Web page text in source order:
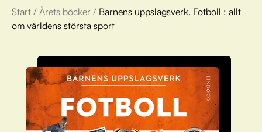
Årets böcker
Om Stora bokvalet
Olivia tipsar
Vinnare
Start / Årets böcker / Barnens uppslagsverk. Fotboll : allt
om världens största sport